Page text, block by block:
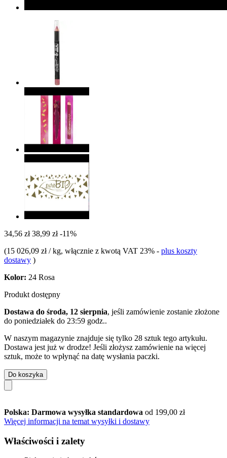
34,56 zł 38,99 zł -11%
(15 026,09 zł / kg, włącznie z kwotą VAT 23% - plus koszty
dostawy )
Kolor: 24 Rosa
Produkt dostępny
Dostawa do środa, 12 sierpnia, jeśli zamówienie zostanie złożone
do poniedziałek do 23:59 godz..
W naszym magazynie znajduje się tylko 28 sztuk tego artykułu.
Dostawa jest już w drodze! Jeśli złożysz zamówienie na więcej
sztuk, może to wpłynąć na datę wysłania paczki.
Do koszyka
Polska: Darmowa wysyłka standardowa od 199,00 zł
Więcej informacji na temat wysyłki i dostawy
Właściwości i zalety